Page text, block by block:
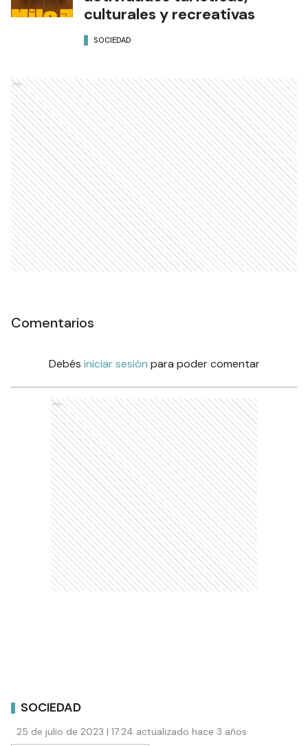
culturales y recreativas
SOCIEDAD
Ads
Comentarios
Debés iniciar sesión para poder comentar
Ads
SOCIEDAD
25 de julio de 2023 | 17:24 actualizado hace 3 años